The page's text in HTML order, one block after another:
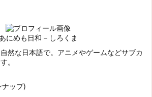
あにめも日和 – しろくま
然な日本語で。アニメやゲームなどサブカ
。
ナップ)